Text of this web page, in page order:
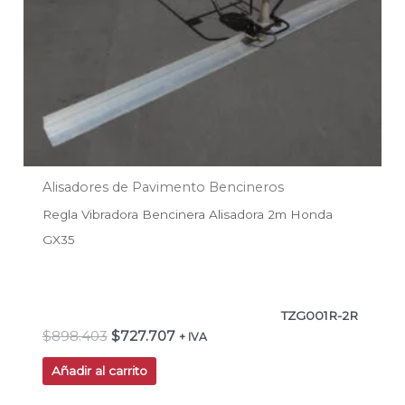
Alisadores de Pavimento Bencineros
Regla Vibradora Bencinera Alisadora 2m Honda
GX35
TZG001R-2R
$898.403 $727.707 + IVA
Añadir al carrito